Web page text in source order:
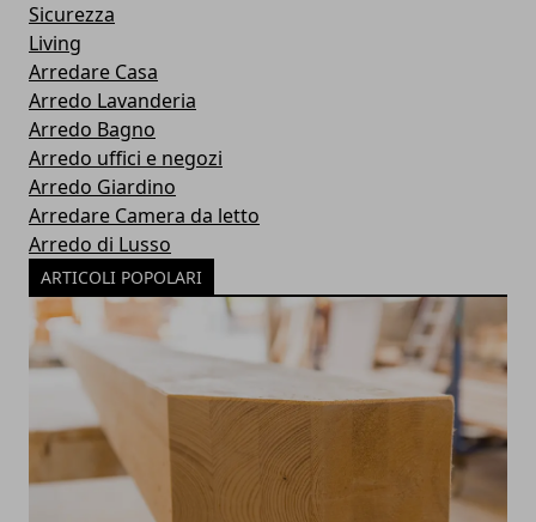
Sicurezza
Living
Arredare Casa
Arredo Lavanderia
Arredo Bagno
Arredo uffici e negozi
Arredo Giardino
Arredare Camera da letto
Arredo di Lusso
ARTICOLI POPOLARI